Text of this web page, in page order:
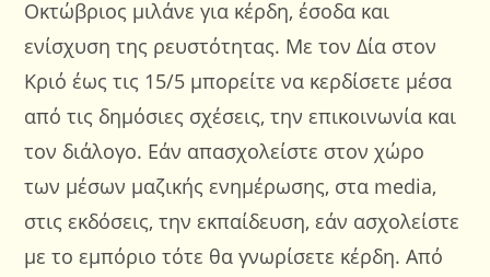
Οκτώβριος μιλάνε για κέρδη, έσοδα και
ενίσχυση της ρευστότητας. Με τον Δία στον
Κριό έως τις 15/5 μπορείτε να κερδίσετε μέσα
από τις δημόσιες σχέσεις, την επικοινωνία και
τον διάλογο. Εάν απασχολείστε στον χώρο
των μέσων μαζικής ενημέρωσης, στα media,
στις εκδόσεις, την εκπαίδευση, εάν ασχολείστε
με το εμπόριο τότε θα γνωρίσετε κέρδη. Από